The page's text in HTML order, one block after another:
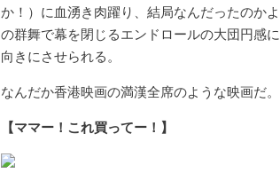
か！）に血湧き肉躍り、結局なんだったのか
の群舞で幕を閉じるエンドロールの大団円感
向きにさせられる。
なんだか香港映画の満漢全席のような映画だ。
【ママー！これ買ってー！】